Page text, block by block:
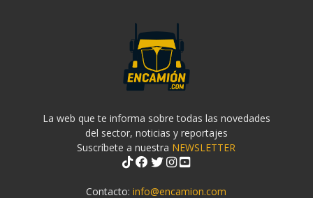
La web que te informa sobre todas las novedades
del sector, noticias y reportajes
Suscríbete a nuestra NEWSLETTER
Contacto:info@encamion.com